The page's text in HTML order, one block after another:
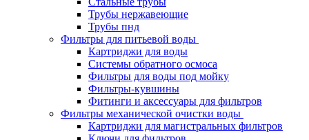
Трубы нержавеющие
Трубы пнд
Фильтры для питьевой воды
Картриджи для воды
Системы обратного осмоса
Фильтры для воды под мойку
Фильтры-кувшины
Фитинги и аксессуары для фильтров
Фильтры механической очистки воды
Картриджи для магистральных фильтров